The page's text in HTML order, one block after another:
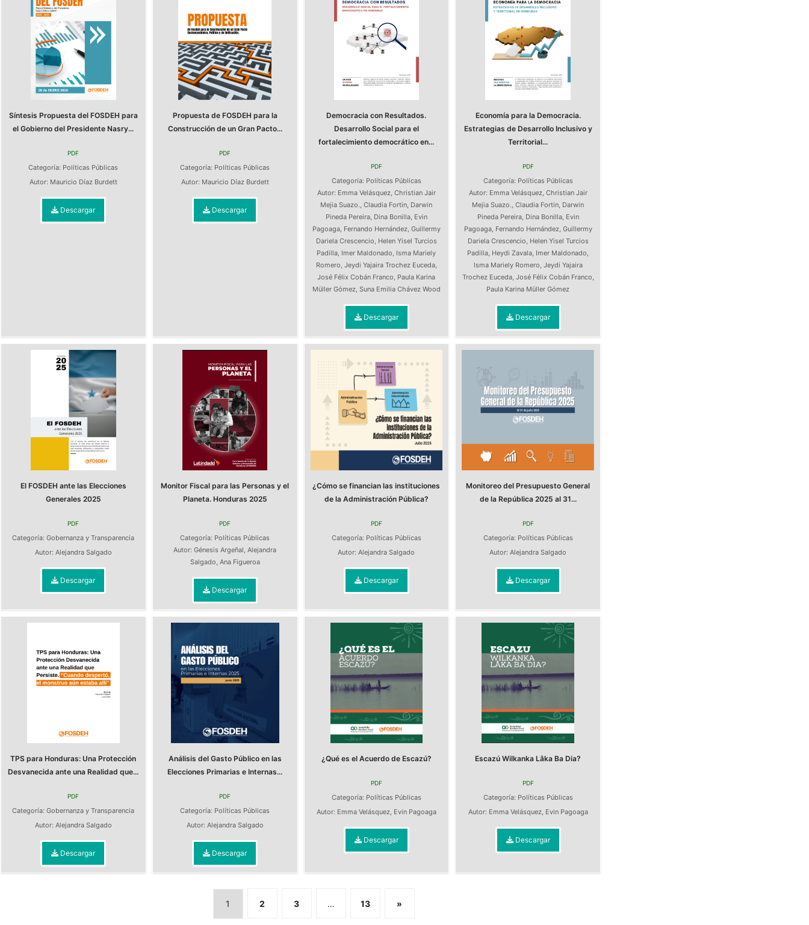
Síntesis Propuesta del FOSDEH para
el Gobierno del Presidente Nasry...
PDF
Categoría: Políticas Públicas
Autor: Mauricio Díaz Burdett
Descargar
Propuesta de FOSDEH para la
Construcción de un Gran Pacto...
PDF
Categoría: Políticas Públicas
Autor: Mauricio Díaz Burdett
Descargar
Democracia con Resultados.
Desarrollo Social para el
fortalecimiento democrático en...
PDF
Categoría: Políticas Públicas
Autor: Emma Velásquez, Christian Jair
Mejia Suazo.,Claudia Fortin, Darwin
Pineda Pereira, Dina Bonilla, Evin
Pagoaga, Fernando Hernández, Guillermy
Dariela Crescencio, Helen Yisel Turcios
Padilla, Imer Maldonado, Isma Mariely
Romero, Jeydi Yajaira Trochez Euceda,
José Félix Cobán Franco, Paula Karina
Müller Gómez, Suna Emilia Chávez Wood
Descargar
Economía para la Democracia.
Estrategias de Desarrollo Inclusivo y
Territorial...
PDF
Categoría: Políticas Públicas
Autor: Emma Velásquez, Christian Jair
Mejia Suazo.,Claudia Fortin, Darwin
Pineda Pereira, Dina Bonilla, Evin
Pagoaga, Fernando Hernández, Guillermy
Dariela Crescencio, Helen Yisel Turcios
Padilla, Heydi Zavala, Imer Maldonado,
Isma Mariely Romero, Jeydi Yajaira
Trochez Euceda, José Félix Cobán Franco,
Paula Karina Müller Gómez
Descargar
El FOSDEH ante las Elecciones
Generales 2025
PDF
Categoría:Gobernanza y Transparencia
Autor: Alejandra Salgado
Descargar
Monitor Fiscal para las Personas y el
Planeta. Honduras 2025
PDF
Categoría: Políticas Públicas
Autor:Génesis Argeñal,Alejandra
Salgado, Ana Figueroa
Descargar
¿Cómo se financian las instituciones
de la Administración Pública?
PDF
Categoría: Políticas Públicas
Autor:Alejandra Salgado
Descargar
Monitoreo del Presupuesto General
de la República 2025 al 31...
PDF
Categoría: Políticas Públicas
Autor:Alejandra Salgado
Descargar
TPS para Honduras: Una Protección
Desvanecida ante una Realidad que...
PDF
Categoría:Gobernanza y Transparencia
Autor: Alejandra Salgado
Descargar
Análisis del Gasto Público en las
Elecciones Primarias e Internas...
PDF
Categoría: Políticas Públicas
Autor: Alejandra Salgado
Descargar
¿Qué es el Acuerdo de Escazú?
PDF
Categoría: Políticas Públicas
Autor: Emma Velásquez, Evin Pagoaga
Descargar
Escazú Wilkanka Lâka Ba Dia?
PDF
Categoría: Políticas Públicas
Autor: Emma Velásquez, Evin Pagoaga
Descargar
1 2 3 … 13 »